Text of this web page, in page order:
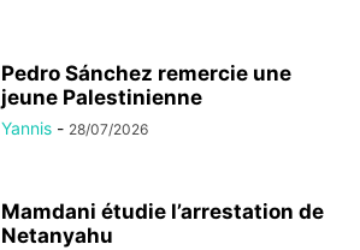
Pedro Sánchez remercie une
jeune Palestinienne
Yannis - 28/07/2026
Mamdani étudie l’arrestation de
Netanyahu